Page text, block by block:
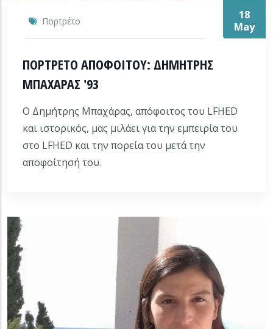
Πορτρέτο
18
May
ΠΟΡΤΡΕΤΟ ΑΠΟΦΟΙΤΟΥ: ΔΗΜΗΤΡΗΣ
ΜΠΑΧΑΡΑΣ '93
Ο Δημήτρης Μπαχάρας, απόφοιτος του LFHED
και ιστορικός, μας μιλάει για την εμπειρία του
στο LFHED και την πορεία του μετά την
αποφοίτησή του.